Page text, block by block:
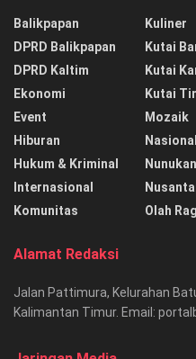
Balikpapan
DPRD Balikpapan
DPRD Kaltim
Ekonomi
Event
Hiburan
Hukum & Kriminal
Internasional
Komunitas
Kuliner
Kutai
Kutai
Kutai
Mozaik
Nasional
Nunukan
Olah
Alamat Redaksi
Jalan Pattimura, Kelurahan
Kalimantan Timur. Email: